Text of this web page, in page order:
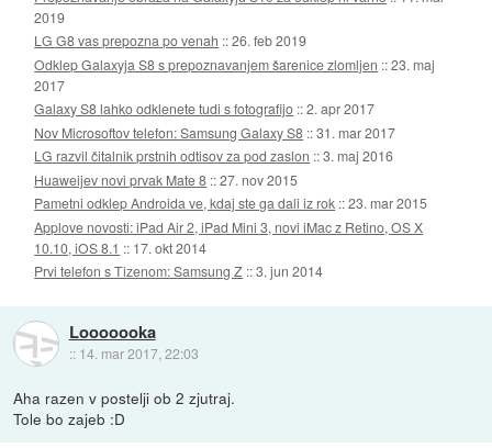
2019
LG G8 vas prepozna po venah ::26. feb 2019
Odklep Galaxyja S8 s prepoznavanjem šarenice zlomljen ::23. maj
2017
Galaxy S8 lahko odklenete tudi s fotografijo ::2. apr 2017
Nov Microsoftov telefon: Samsung Galaxy S8 ::31. mar 2017
LG razvil čitalnik prstnih odtisov za pod zaslon ::3. maj 2016
Huaweijev novi prvak Mate 8 ::27. nov 2015
Pametni odklep Androida ve, kdaj ste ga dali iz rok ::23. mar 2015
Applove novosti: iPad Air 2, iPad Mini 3, novi iMac z Retino, OS X
10.10, iOS 8.1 :: 17. okt 2014
Prvi telefon s Tizenom: Samsung Z ::3. jun 2014
Looooooka
:: 14. mar 2017, 22:03
Aha razen v postelji ob 2 zjutraj.
Tole bo zajeb :D